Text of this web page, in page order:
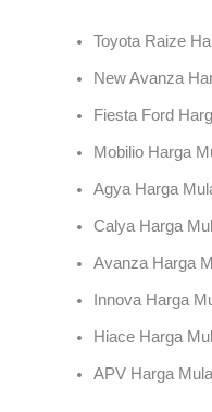
Toyota Raize
New Avanza
Fiesta Ford
Mobilio Harga
Agya Harga
Calya Harga
Avanza Harga
Innova Harga
Hiace Harga
APV Harga